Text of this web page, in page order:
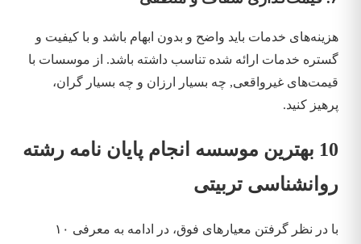
هزینه‌های خدمات باید واضح و بدون ابهام باشد و با کیفیت و
گستره خدمات ارائه شده تناسب داشته باشد. از موسسات با
قیمت‌های غیرواقعی, چه بسیار ارزان و چه بسیار گران،
پرهیز کنید.
10 بهترین موسسه انجام پایان نامه رشته
روانشناسی تربیتی
با در نظر گرفتن معیارهای فوق، در ادامه به معرفی ۱۰